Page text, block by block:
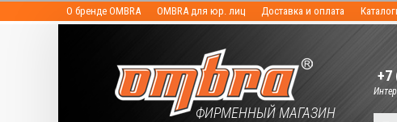
О бренде OMBRA OMBRA для юр. лиц Доставка и оплата
ФИРМЕННЫЙ МАГАЗИН
+7